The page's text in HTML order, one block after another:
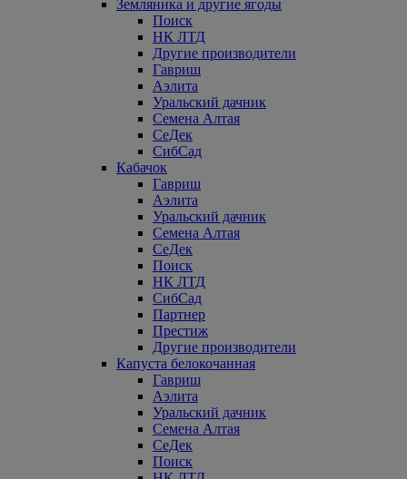
Земляника и другие ягоды
Поиск
НК ЛТД
Другие производители
Гавриш
Аэлита
Уральский дачник
Семена Алтая
СеДек
СибСад
Кабачок
Гавриш
Аэлита
Уральский дачник
Семена Алтая
СеДек
Поиск
НК ЛТД
СибСад
Партнер
Престиж
Другие производители
Капуста белокочанная
Гавриш
Аэлита
Уральский дачник
Семена Алтая
СеДек
Поиск